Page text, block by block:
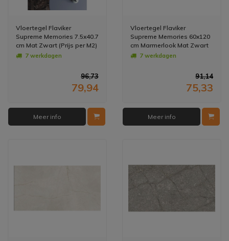
Vloertegel Flaviker
Supreme Memories 7.5x40.7
cm Mat Zwart (Prijs per M2)
7 werkdagen
96,73
79,94
Meer info
Vloertegel Flaviker
Supreme Memories 60x120
cm Marmerlook Mat Zwart
(Prijs per M2)
7 werkdagen
91,14
75,33
Meer info